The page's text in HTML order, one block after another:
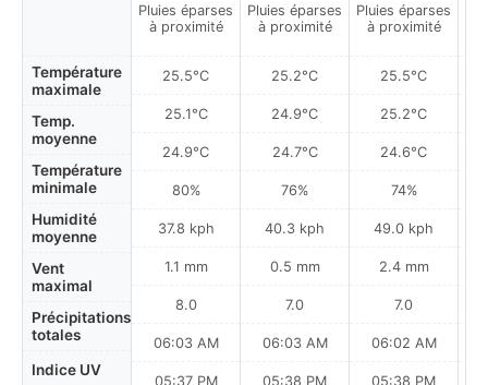
Température
maximale
Temp.
moyenne
Température
minimale
Humidité
moyenne
Vent
maximal
Précipitations
totales
Indice UV
Pluies éparses
à proximité
25.5°C
25.1°C
24.9°C
80%
37.8 kph
1.1 mm
8.0
06:03 AM
05:37 PM
Pluies éparses
à proximité
25.2°C
24.9°C
24.7°C
76%
40.3 kph
0.5 mm
7.0
06:03 AM
05:38 PM
Pluies éparses
à proximité
25.5°C
25.2°C
24.6°C
74%
49.0 kph
2.4 mm
7.0
06:02 AM
05:38 PM